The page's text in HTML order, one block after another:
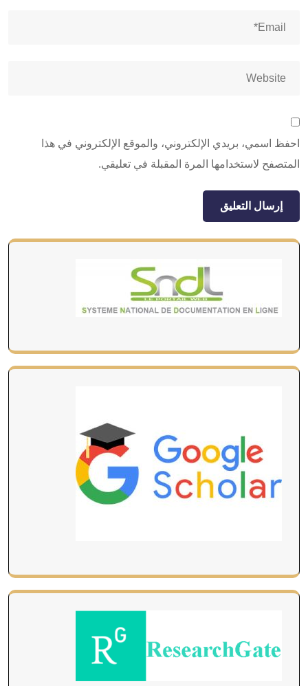
احفظ اسمي، بريدي الإلكتروني، والموقع الإلكتروني في هذا
المتصفح لاستخدامها المرة المقبلة في تعليقي.